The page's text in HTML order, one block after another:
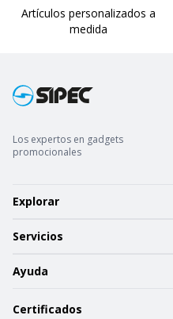
Artículos personalizados a
medida
Los expertos en gadgets
promocionales
Explorar
Servicios
Ayuda
Certificados